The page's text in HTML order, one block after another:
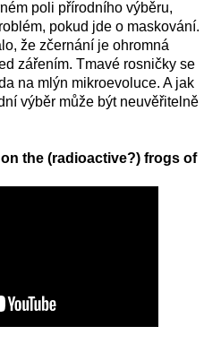
poli přírodního výběru,
pokud jde o maskování.
že zčernání je ohromná
zářením. Tmavé rosničky se
na mlýn mikroevoluce. A jak
výběr může být neuvěřitelně
the (radioactive?) frogs of